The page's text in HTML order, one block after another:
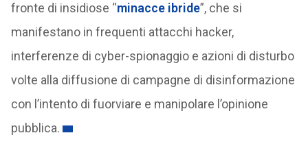
fronte di insidiose “minacce ibride”, che si
manifestano in frequenti attacchi hacker,
interferenze di cyber-spionaggio e azioni di disturbo
volte alla diffusione di campagne di disinformazione
con l’intento di fuorviare e manipolare l’opinione
pubblica.